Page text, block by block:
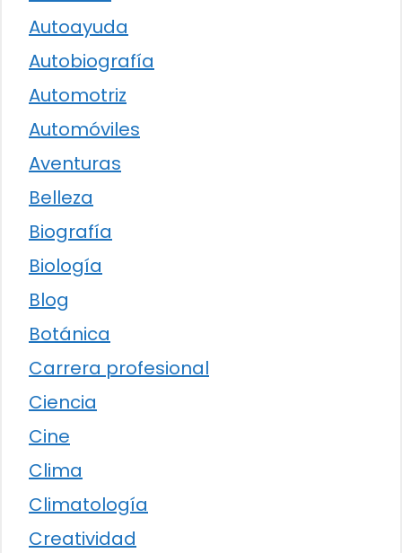
Autoayuda
Autobiografía
Automotriz
Automóviles
Aventuras
Belleza
Biografía
Biología
Blog
Botánica
Carrera profesional
Ciencia
Cine
Clima
Climatología
Creatividad